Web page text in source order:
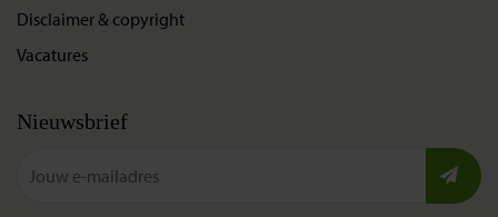
Disclaimer & copyright
Vacatures
Nieuwsbrief